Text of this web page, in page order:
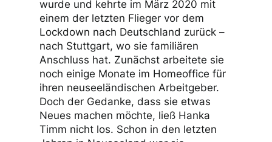
wurde und kehrte im März 2020 mit
einem der letzten Flieger vor dem
Lockdown nach Deutschland zurück –
nach Stuttgart, wo sie familiären
Anschluss hat. Zunächst arbeitete sie
noch einige Monate im Homeoffice für
ihren neuseeländischen Arbeitgeber.
Doch der Gedanke, dass sie etwas
Neues machen möchte, ließ Hanka
Timm nicht los. Schon in den letzten